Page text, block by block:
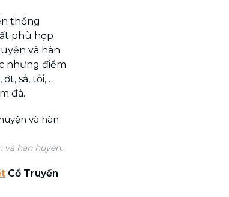
thống
phù hợp
và hàn
nhưng điểm
sả, tỏi,…
đà.
hàn huyên.
Cổ Truyền